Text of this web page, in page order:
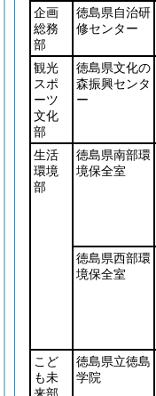
企画
総務
部
徳島県自治研
修センター
観光
スポ
ーツ
文化
部
徳島県文化の
森振興センタ
ー
生活
環境
部
徳島県南部環
境保全室
徳島県西部環
境保全室
こど
も未
徳島県立徳島
学院